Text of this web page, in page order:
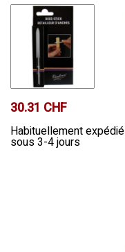
30.31 CHF
Habituellement expédié
sous 3-4 jours